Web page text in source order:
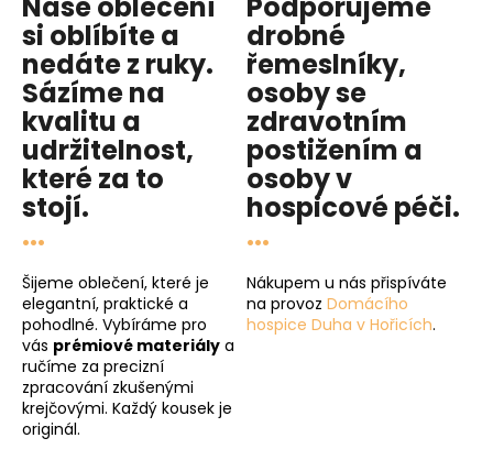
Naše oblečení
si oblíbíte a
nedáte z ruky.
Sázíme na
kvalitu a
udržitelnost,
které za to
stojí.
...
Šijeme oblečení, které je
elegantní, praktické a
pohodlné. Vybíráme pro
vás prémiové materiály a
ručíme za precizní
zpracování zkušenými
krejčovými. Každý kousek je
originál.
Podporujeme
drobné
řemeslníky,
osoby se
zdravotním
postižením a
osoby v
hospicové péči.
...
Nákupem u nás přispíváte
na provoz Domácího
hospice Duha v Hořicích.